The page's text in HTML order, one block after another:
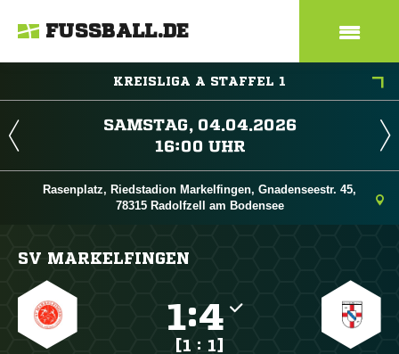
FUSSBALL.DE
KREISLIGA A STAFFEL 1
 
 
Rasenplatz, Riedstadion Markelfingen, Gnadenseestr. 45,
78315 Radolfzell am Bodensee
SV MARKELFINGEN
:
[1 : 1]